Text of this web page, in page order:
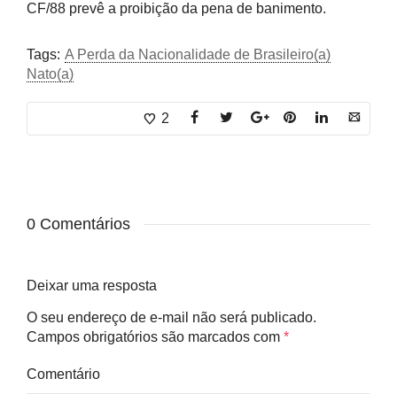
CF/88 prevê a proibição da pena de banimento.
Tags: A Perda da Nacionalidade de Brasileiro(a)
Nato(a)
2
0 Comentários
Deixar uma resposta
O seu endereço de e-mail não será publicado.
Campos obrigatórios são marcados com *
Comentário